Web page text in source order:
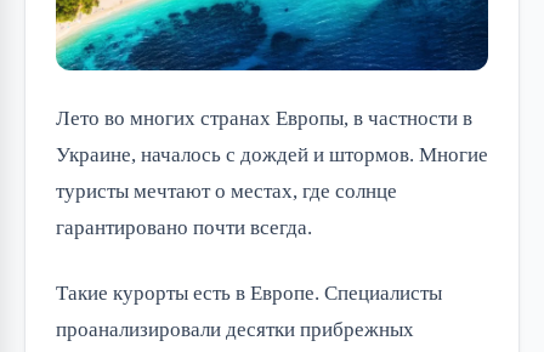
Лето во многих странах Европы, в частности в
Украине, началось с дождей и штормов. Многие
туристы мечтают о местах, где солнце
гарантировано почти всегда.
Такие курорты есть в Европе. Специалисты
проанализировали десятки прибрежных